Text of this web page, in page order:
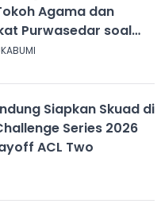
Agama dan
Purwasedar soal
Konser Reggae
Siapkan Skuad di
Series 2026
ACL Two